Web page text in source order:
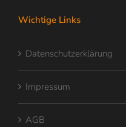
Wichtige Links
Datenschutzerklärung
Impressum
AGB